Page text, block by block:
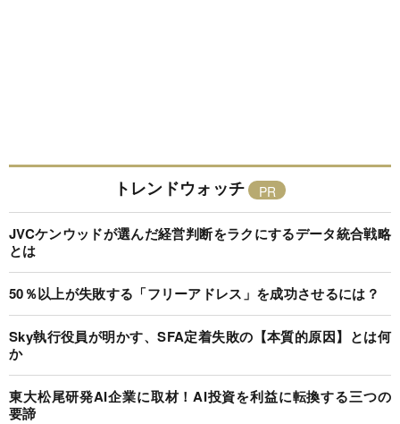
トレンドウォッチ
JVCケンウッドが選んだ経営判断をラクにするデータ統合戦略
とは
50％以上が失敗する「フリーアドレス」を成功させるには？
Sky執行役員が明かす、SFA定着失敗の【本質的原因】とは何
か
東大松尾研発AI企業に取材！AI投資を利益に転換する三つの
要諦